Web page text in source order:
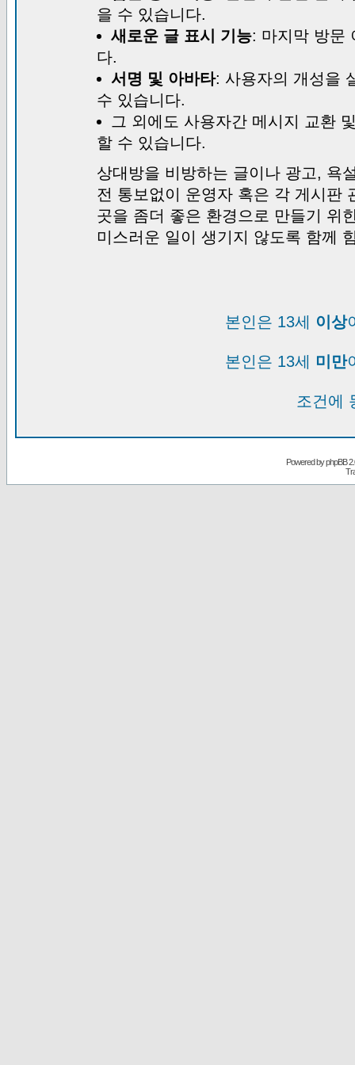
을 수 있습니다.
새로운 글 표시 기능: 마지막 방문
다.
서명 및 아바타: 사용자의 개성을
수 있습니다.
그 외에도 사용자간 메시지 교환
할 수 있습니다.
상대방을 비방하는 글이나 광고, 욕
전 통보없이 운영자 혹은 각 게시판
곳을 좀더 좋은 환경으로 만들기 위
미스러운 일이 생기지 않도록 함께
본인은 13세 이상
본인은 13세 미만
조건에
Powered byphpBB